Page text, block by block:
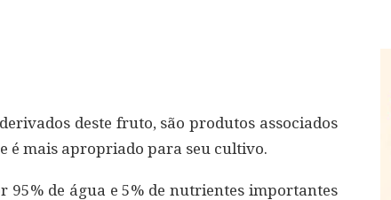
deste fruto, são produtos associados
é mais apropriado para seu cultivo.
95% de água e 5% de nutrientes importantes